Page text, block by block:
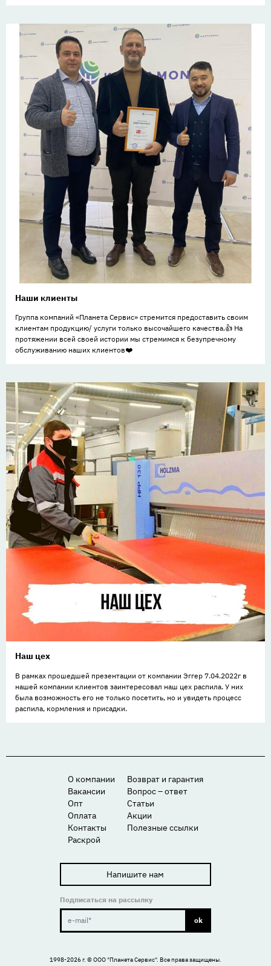
Наши клиенты
Группа компаний «Планета Сервис» стремится предоставить своим
клиентам продукцию/ услуги только высочайшего качества.👍 На
протяжении всей своей истории мы стремимся к безупречному
обслуживанию наших клиентов❤️
Наш цех
В рамках прошедшей презентации от компании Эггер 7.04.2022г в
нашей компании клиентов заинтересовал наш цех распила. У них
была возможность его не только посетить, но и увидеть процесс
распила, кормления и присадки.
О компании
Вакансии
Опт
Оплата
Контакты
Раскрой
Возврат и гарантия
Вопрос – ответ
Статьи
Акции
Полезные ссылки
Напишите нам
Подписаться на рассылку
ok
1998-2026 г. ©ООО "Планета Сервис". Все права защищены.